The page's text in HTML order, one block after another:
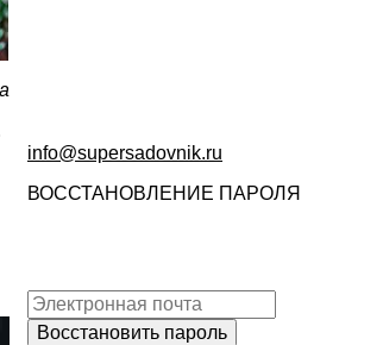
info@supersadovnik.ru
ВОССТАНОВЛЕНИЕ ПАРОЛЯ